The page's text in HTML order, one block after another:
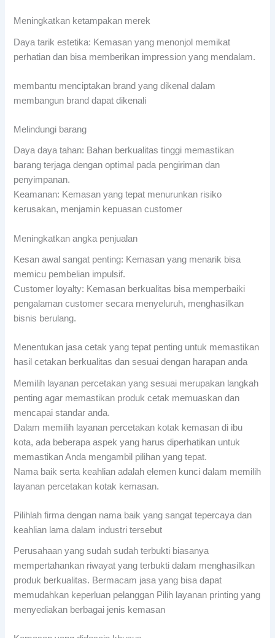
Meningkatkan ketampakan merek
Daya tarik estetika: Kemasan yang menonjol memikat
perhatian dan bisa memberikan impression yang mendalam.
membantu menciptakan brand yang dikenal dalam
membangun brand dapat dikenali
Melindungi barang
Daya daya tahan: Bahan berkualitas tinggi memastikan
barang terjaga dengan optimal pada pengiriman dan
penyimpanan.
Keamanan: Kemasan yang tepat menurunkan risiko
kerusakan, menjamin kepuasan customer
Meningkatkan angka penjualan
Kesan awal sangat penting: Kemasan yang menarik bisa
memicu pembelian impulsif.
Customer loyalty: Kemasan berkualitas bisa memperbaiki
pengalaman customer secara menyeluruh, menghasilkan
bisnis berulang.
Menentukan jasa cetak yang tepat penting untuk memastikan
hasil cetakan berkualitas dan sesuai dengan harapan anda
Memilih layanan percetakan yang sesuai merupakan langkah
penting agar memastikan produk cetak memuaskan dan
mencapai standar anda.
Dalam memilih layanan percetakan kotak kemasan di ibu
kota, ada beberapa aspek yang harus diperhatikan untuk
memastikan Anda mengambil pilihan yang tepat.
Nama baik serta keahlian adalah elemen kunci dalam memilih
layanan percetakan kotak kemasan.
Pilihlah firma dengan nama baik yang sangat tepercaya dan
keahlian lama dalam industri tersebut
Perusahaan yang sudah sudah terbukti biasanya
mempertahankan riwayat yang terbukti dalam menghasilkan
produk berkualitas. Bermacam jasa yang bisa dapat
memudahkan keperluan pelanggan Pilih layanan printing yang
menyediakan berbagai jenis kemasan